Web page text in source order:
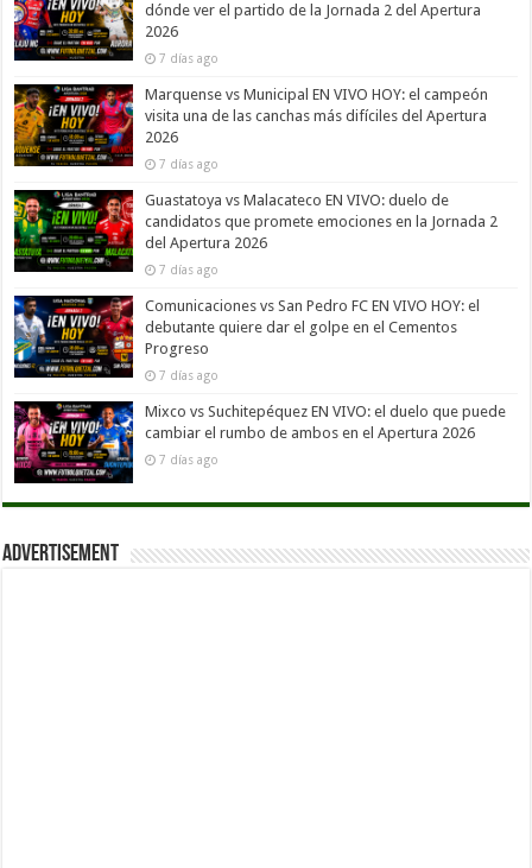
dónde ver el partido de la Jornada 2 del Apertura
2026
7 días ago
Marquense vs Municipal EN VIVO HOY: el campeón
visita una de las canchas más difíciles del Apertura
2026
7 días ago
Guastatoya vs Malacateco EN VIVO: duelo de
candidatos que promete emociones en la Jornada 2
del Apertura 2026
7 días ago
Comunicaciones vs San Pedro FC EN VIVO HOY: el
debutante quiere dar el golpe en el Cementos
Progreso
7 días ago
Mixco vs Suchitepéquez EN VIVO: el duelo que puede
cambiar el rumbo de ambos en el Apertura 2026
7 días ago
Advertisement